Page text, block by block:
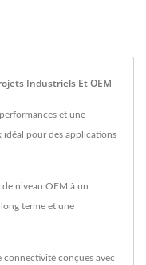
Industriels Et OEM
et une
idéal pour des applications
de niveau OEM à un
terme et une
connectivité conçues avec